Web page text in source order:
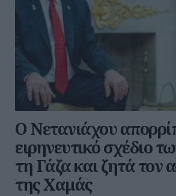
Ο Νετανιάχου
ειρηνευτικό σχέδιο
τη Γάζα και ζητά τον
της Χαμάς